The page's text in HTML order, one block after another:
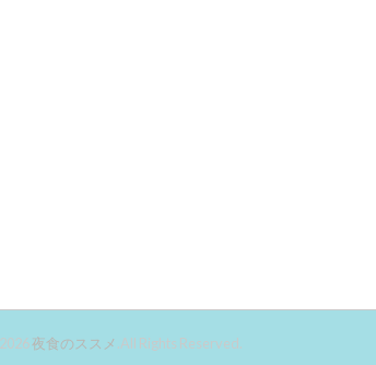
夜食のススメ .All Rights Reserved.